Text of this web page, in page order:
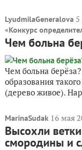
LyudmilaGeneralova
«Конкурс
Чем больна
Чем больна
образования
(дерево живое).
MarinaSudak 16 мая
Высохли
смородины и